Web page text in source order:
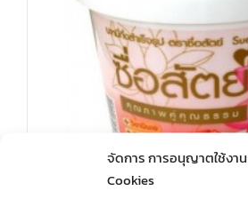
จัดการ การอนุญาตใช้งาน
Cookies